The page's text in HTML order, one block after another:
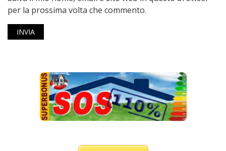
per la prossima volta che commento.